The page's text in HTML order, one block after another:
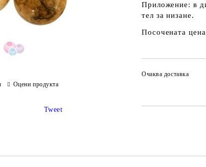
Приложение: в
тел за низане.
Посочената
Очаква доставка
Оцени продукта
Tweet